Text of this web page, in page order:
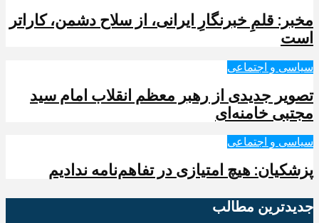
مخبر: قلمِ خبرنگارِ ایرانی، از سلاح دشمن، کاراتر
است
سیاسی و اجتماعی
تصویر جدیدی از رهبر معظم انقلاب امام سید
مجتبی خامنه‌ای
سیاسی و اجتماعی
پزشکیان: هیچ امتیازی در تفاهم‌نامه ندادیم
جدیدترین‌ مطالب